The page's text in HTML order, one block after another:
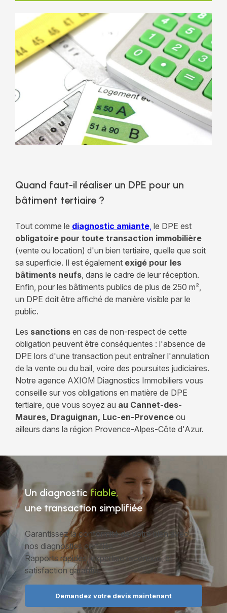
Quand faut-il réaliser un DPE pour un
bâtiment tertiaire ?
Tout comme le diagnostic amiante, le DPE est
obligatoire pour toute transaction immobilière
(vente ou location) d'un bien tertiaire, quelle que soit
sa superficie. Il est également exigé pour les
bâtiments neufs, dans le cadre de leur réception.
Enfin, pour les bâtiments publics de plus de 250 m²,
un DPE doit être affiché de manière visible par le
public.
Les sanctionsen cas de non-respect de cette
obligation peuvent être conséquentes : l'absence de
DPE lors d'une transaction peut entraîner l'annulation
de la vente ou du bail, voire des poursuites judiciaires.
Notre agence AXIOM Diagnostics Immobiliers vous
conseille sur vos obligations en matière de DPE
tertiaire, que vous soyez au au Cannet-des-
Maures, Draguignan, Luc-en-Provence ou
ailleurs dans la région Provence-Alpes-Côte d'Azur.
Un diagnosticfiable,
une transaction simplifiée
Garantissez la conformité de votre bien avec
nos diagnostics certifiés.
Rapports rapides, expertise reconnue, et
satisfaction garantie.
Demandez votre devis maintenant